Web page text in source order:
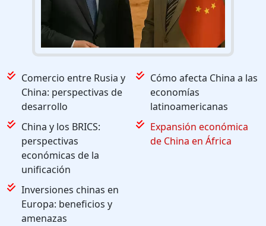
Comercio entre Rusia y
China: perspectivas de
desarrollo
Cómo afecta China a las
economías
latinoamericanas
China y los BRICS:
perspectivas
económicas de la
unificación
Expansión económica
de China en África
Inversiones chinas en
Europa: beneficios y
amenazas